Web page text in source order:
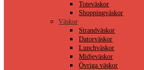
Toteväskor
Shoppingväskor
Väskor
Strandväskor
Datorväskor
Lunchväskor
Midjeväskor
Övriga väskor